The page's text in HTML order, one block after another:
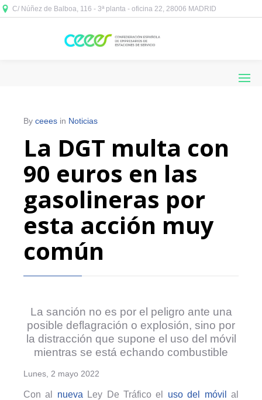
C/ Núñez de Balboa, 116 - 3ª planta - oficina 22, 28006 MADRID
By ceees in Noticias
La DGT multa con
90 euros en las
gasolineras por
esta acción muy
común
La sanción no es por el peligro ante una
posible deflagración o explosión, sino por
la distracción que supone el uso del móvil
mientras se está echando combustible
Lunes, 2 mayo 2022
Con al nueva Ley De Tráfico el uso del móvil
al